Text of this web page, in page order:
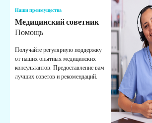
Наши преимущества
Медицинский советник
Помощь
Получайте регулярную поддержку
от наших опытных медицинских
консультантов. Предоставление вам
лучших советов и рекомендаций.